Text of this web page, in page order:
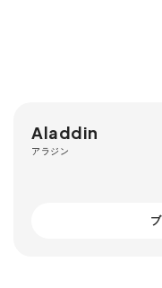
Aladdin
アラジン